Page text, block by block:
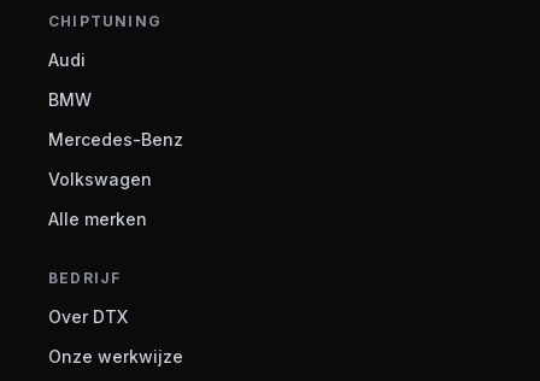
CHIPTUNING
Audi
BMW
Mercedes-Benz
Volkswagen
Alle merken
BEDRIJF
Over DTX
Onze werkwijze